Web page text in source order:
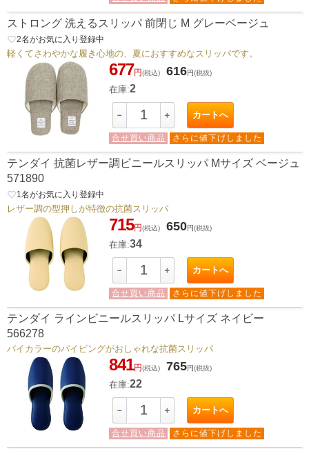
ストロング 洗えるスリッパ 前閉じ M グレーベージュ
favorite_border2名がお気に入り登録中
軽くてさわやかな履き心地の、夏におすすめなスリッパです。
677円(税込) 616円(税抜)
在庫:2
－ ＋ カートへ
合せ買い商品 さらに値下げしました
テンダイ 抗菌レザー調ビニールスリッパ Mサイズ ベージュ
571890
favorite_border1 名がお気に入り登録中
レザー調の型押しが特徴の抗菌スリッパ
715円(税込) 650円(税抜)
在庫:34
－ ＋ カートへ
合せ買い商品 さらに値下げしました
テンダイ ラインビニールスリッパ Lサイズ ネイビー
566278
バイカラーのパイピングがおしゃれな抗菌スリッパ
841円(税込) 765円(税抜)
在庫:22
－ ＋ カートへ
合せ買い商品 さらに値下げしました